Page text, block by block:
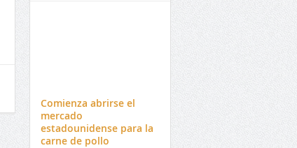
Comienza abrirse el
mercado
estadounidense para la
carne de pollo